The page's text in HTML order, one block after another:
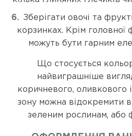
Зберігати овочі та
корзинках. Крім головної
можуть бути гарним
Що стосується
найвиграшніше
коричневого, оливкового
зону можна відокремити
зеленим рослинам, або